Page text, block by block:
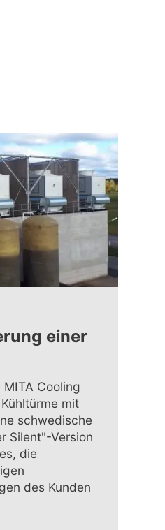
einer
Cooling
mit
schwedische
Silent"-Version
die
des Kunden